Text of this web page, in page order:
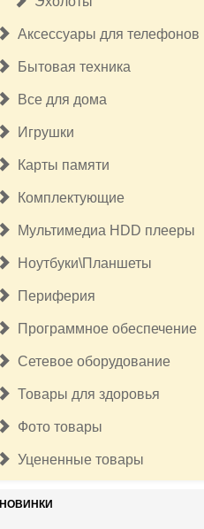
Аксессуары для телефонов
Бытовая техника
Все для дома
Игрушки
Карты памяти
Комплектующие
Мультимедиа HDD плееры
Ноутбуки\Планшеты
Периферия
Программное обеспечение
Сетевое оборудование
Товары для здоровья
Фото товары
Уцененные товары
НОВИНКИ
25 000руб.
Аккумулятор Milwaukee M18 Fuel
12 А/ч Forge 48-11-1813